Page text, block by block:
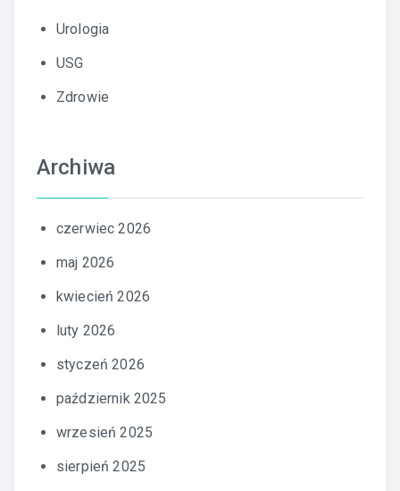
Urologia
USG
Zdrowie
Archiwa
czerwiec 2026
maj 2026
kwiecień 2026
luty 2026
styczeń 2026
październik 2025
wrzesień 2025
sierpień 2025